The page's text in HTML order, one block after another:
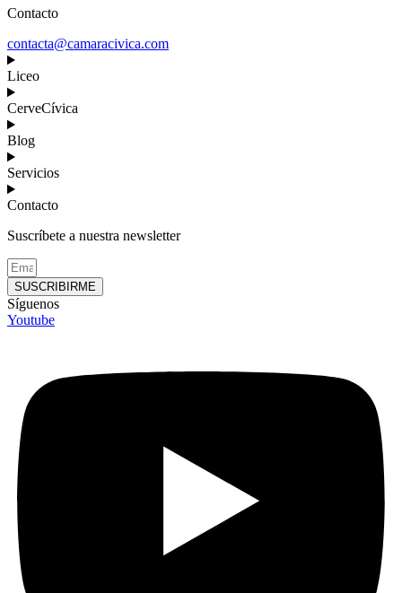
Contacto
contacta@camaracivica.com
Liceo
CerveCívica
Blog
Servicios
Contacto
Suscríbete a nuestra newsletter
SUSCRIBIRME
Síguenos
Youtube